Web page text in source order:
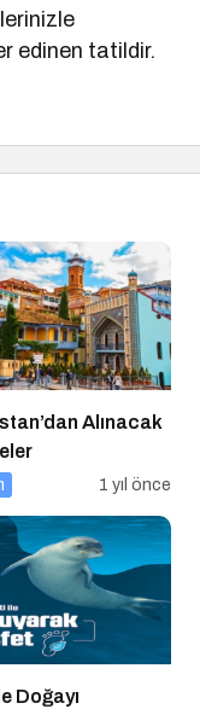
edinen tatildir.
Alınacak
1 yıl önce
Doğayı